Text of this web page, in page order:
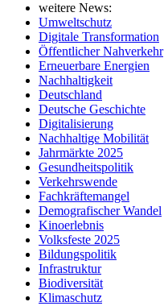
weitere News:
Umweltschutz
Digitale Transformation
Öffentlicher Nahverkehr
Erneuerbare Energien
Nachhaltigkeit
Deutschland
Deutsche Geschichte
Digitalisierung
Nachhaltige Mobilität
Jahrmärkte 2025
Gesundheitspolitik
Verkehrswende
Fachkräftemangel
Demografischer Wandel
Kinoerlebnis
Volksfeste 2025
Bildungspolitik
Infrastruktur
Biodiversität
Klimaschutz